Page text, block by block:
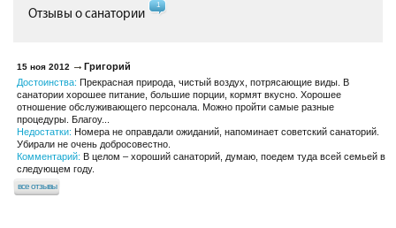
Отзывы о санатории
1
15 ноя 2012
Григорий
Достоинства: Прекрасная природа, чистый воздух, потрясающие виды. В
санатории хорошее питание, большие порции, кормят вкусно. Хорошее
отношение обслуживающего персонала. Можно пройти самые разные
процедуры. Благоу...
Недостатки: Номера не оправдали ожиданий, напоминает советский санаторий.
Убирали не очень добросовестно.
Комментарий: В целом – хороший санаторий, думаю, поедем туда всей семьей в
следующем году.
все отзывы